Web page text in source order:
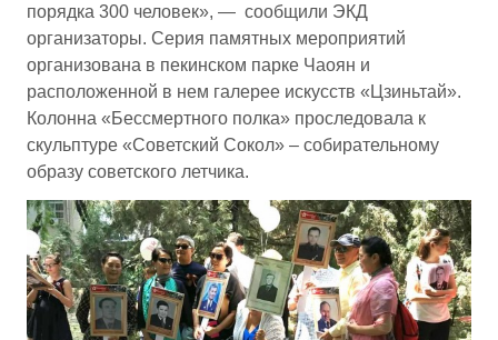
порядка 300 человек», — сообщили ЭКД
организаторы. Серия памятных мероприятий
организована в пекинском парке Чаоян и
расположенной в нем галерее искусств «Цзиньтай».
Колонна «Бессмертного полка» проследовала к
скульптуре «Советский Сокол» – собирательному
образу советского летчика.